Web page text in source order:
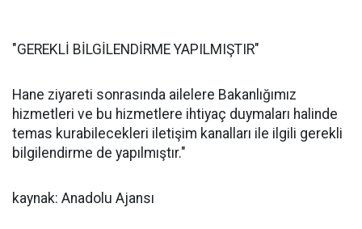
"GEREKLİ BİLGİLENDİRME YAPILMIŞTIR"
Hane ziyareti sonrasında ailelere Bakanlığımız
hizmetleri ve bu hizmetlere ihtiyaç duymaları halinde
temas kurabilecekleri iletişim kanalları ile ilgili gerekli
bilgilendirme de yapılmıştır."
kaynak: Anadolu Ajansı